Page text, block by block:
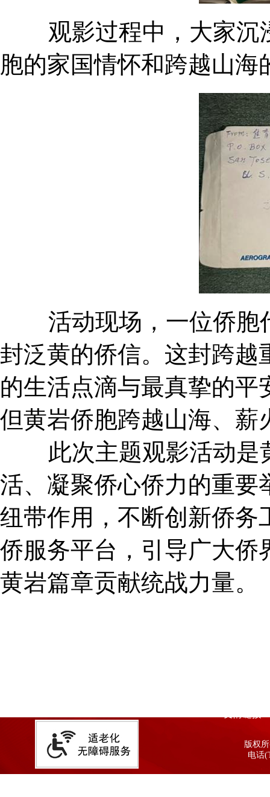
观影过程中，大家沉
胞的家国情怀和跨越山
活动现场，一位侨胞
封泛黄的侨信。这封跨越
的生活点滴与最真挚的
但黄岩侨胞跨越山海、薪
此次主题观影活动是
活、凝聚侨心侨力的重要
纽带作用，不断创新侨务
侨服务平台，引导广大侨
黄岩篇章贡献统战力量。
版权
电话